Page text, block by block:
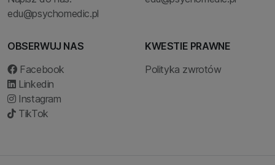
edu@psychomedic.pl
OBSERWUJ NAS
Facebook
Linkedin
Instagram
TikTok
KWESTIE PRAWNE
Polityka zwrotów